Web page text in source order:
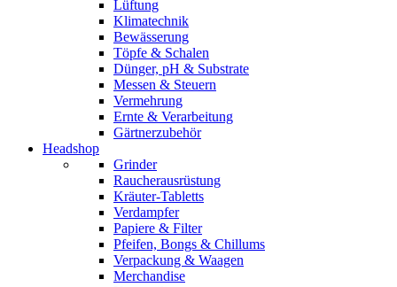
Lüftung
Klimatechnik
Bewässerung
Töpfe & Schalen
Dünger, pH & Substrate
Messen & Steuern
Vermehrung
Ernte & Verarbeitung
Gärtnerzubehör
Headshop
Grinder
Raucherausrüstung
Kräuter-Tabletts
Verdampfer
Papiere & Filter
Pfeifen, Bongs & Chillums
Verpackung & Waagen
Merchandise